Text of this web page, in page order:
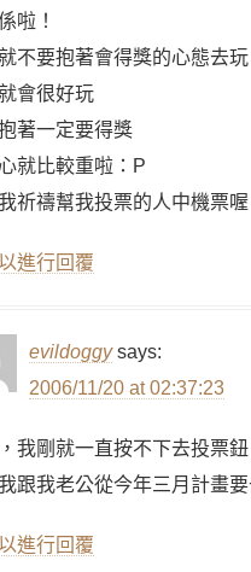
啦！
不要抱著會得獎的心態去玩
會很好玩
著一定要得獎
就比較重啦：P
祈禱幫我投票的人中機票喔
進行回覆
evildoggy says:
2006/11/20 at 02:37:23
我剛就一直按不下去投票
跟我老公從今年三月計畫
進行回覆